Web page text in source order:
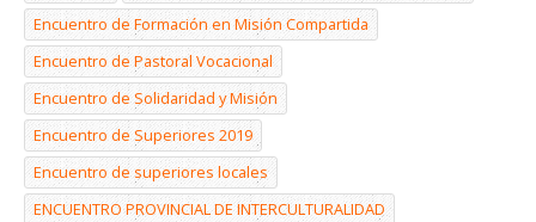
Encuentro de Formación en Misión Compartida
Encuentro de Pastoral Vocacional
Encuentro de Solidaridad y Misión
Encuentro de Superiores 2019
Encuentro de superiores locales
ENCUENTRO PROVINCIAL DE INTERCULTURALIDAD